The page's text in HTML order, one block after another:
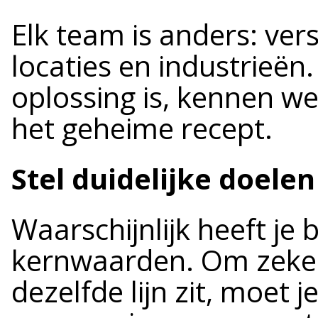
Elk team is anders:
locaties en
oplossing is, kennen
het geheime recept.
Stel duidelijke doelen
Waarschijnlijk heeft je
kernwaarden. Om
dezelfde lijn zit, moet